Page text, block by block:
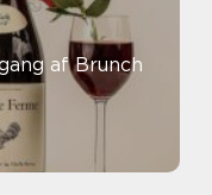
af Brunch